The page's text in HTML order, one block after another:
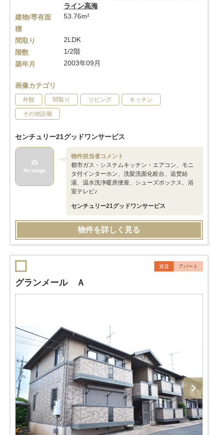
ライン高海
建物/専有面
積
53.76m²
間取り
2LDK
階数
1/2階
築年月
2003年09月
画像カテゴリ
外観 間取り リビング キッチン
その他設備
センチュリー21グッドワンサービス
物件担当者コメント
都市ガス・システムキッチン・エアコン、モニ
タ付インターホン、洗髪洗面化粧台、追焚給
湯、温水洗浄暖房便座、シューズボックス、浴
室テレビ♪
センチュリー21グッドワンサービス
物件を詳しく見る
賃貸 アパート
グランメール Ａ